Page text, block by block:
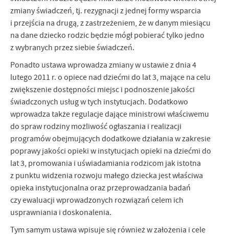
zmiany świadczeń, tj. rezygnacji z jednej formy wsparcia
i przejścia na drugą, z zastrzeżeniem, że w danym miesiącu
na dane dziecko rodzic będzie mógł pobierać tylko jedno
z wybranych przez siebie świadczeń.
Ponadto ustawa wprowadza zmiany w ustawie z dnia 4
lutego 2011 r. o opiece nad dziećmi do lat 3, mające na celu
zwiększenie dostępności miejsc i podnoszenie jakości
świadczonych usług w tych instytucjach. Dodatkowo
wprowadza także regulacje dające ministrowi właściwemu
do spraw rodziny możliwość ogłaszania i realizacji
programów obejmujących dodatkowe działania w zakresie
poprawy jakości opieki w instytucjach opieki na dziećmi do
lat 3, promowania i uświadamiania rodzicom jak istotna
z punktu widzenia rozwoju małego dziecka jest właściwa
opieka instytucjonalna oraz przeprowadzania badań
czy ewaluacji wprowadzonych rozwiązań celem ich
usprawniania i doskonalenia.
Tym samym ustawa wpisuje się również w założenia i cele